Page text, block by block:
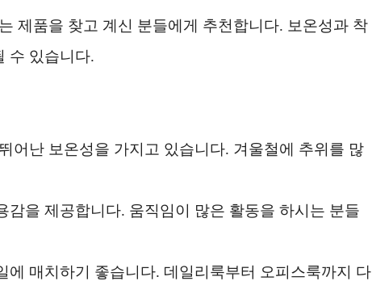
제품을 찾고 계신 분들에게 추천합니다. 보온성과 착
수 있습니다.
어난 보온성을 가지고 있습니다. 겨울철에 추위를 많
감을 제공합니다. 움직임이 많은 활동을 하시는 분들
에 매치하기 좋습니다. 데일리룩부터 오피스룩까지 다